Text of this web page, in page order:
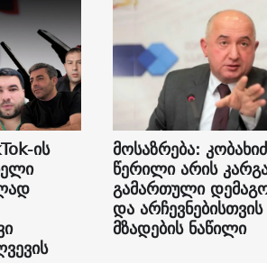
ის მოსაზრება:
წერილი არის
გამართული
და არჩევნებისთვის
მზადების ნაწილი